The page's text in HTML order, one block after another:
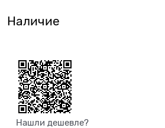
Наличие
Нашли дешевле?